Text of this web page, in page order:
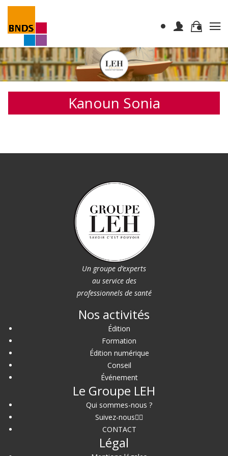
Kanoun Sonia
Un groupe d’experts
au service des
professionnels de santé
Nos activités
Édition
Formation
Édition numérique
Conseil
Événement
Le Groupe LEH
Qui sommes-nous ?
Suivez-nous
CONTACT
Légal